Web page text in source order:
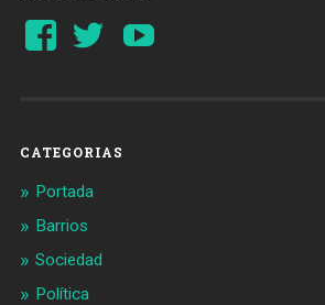
Ver
perfil
Ver
perfil
CATEGORIAS
Portada
Barrios
Sociedad
Política